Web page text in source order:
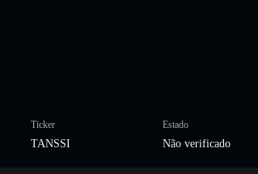
Ticker
TANSSI
Estado
Não verificado